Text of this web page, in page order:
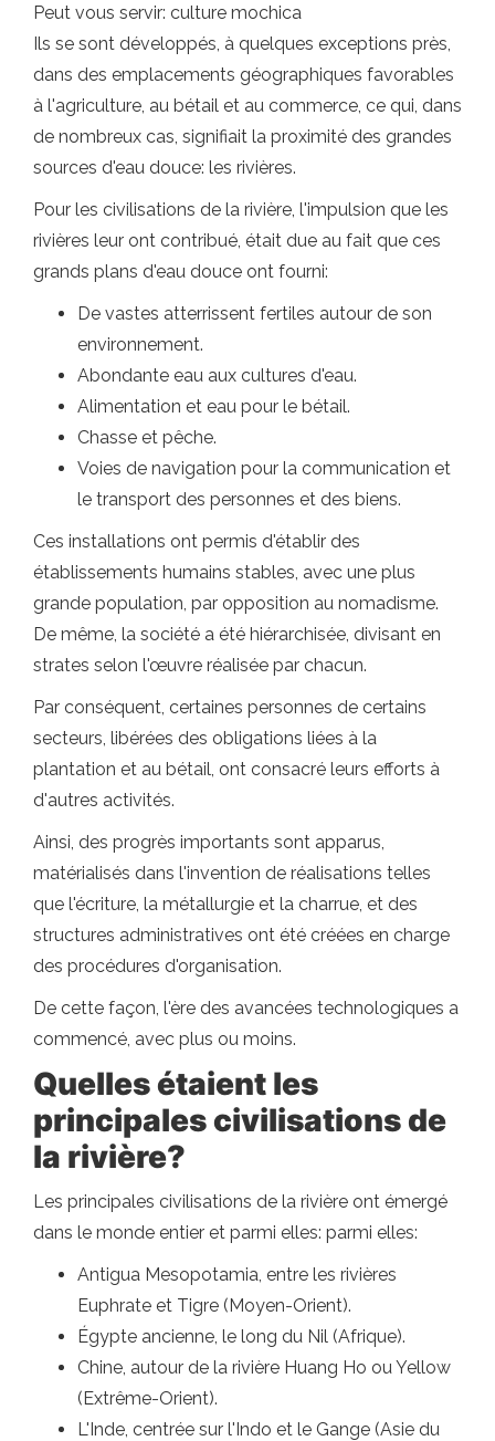
Peut vous servir: culture mochica
Ils se sont développés, à quelques exceptions près,
dans des emplacements géographiques favorables
à l'agriculture, au bétail et au commerce, ce qui, dans
de nombreux cas, signifiait la proximité des grandes
sources d'eau douce: les rivières.
Pour les civilisations de la rivière, l'impulsion que les
rivières leur ont contribué, était due au fait que ces
grands plans d'eau douce ont fourni:
De vastes atterrissent fertiles autour de son
environnement.
Abondante eau aux cultures d'eau.
Alimentation et eau pour le bétail.
Chasse et pêche.
Voies de navigation pour la communication et
le transport des personnes et des biens.
Ces installations ont permis d'établir des
établissements humains stables, avec une plus
grande population, par opposition au nomadisme.
De même, la société a été hiérarchisée, divisant en
strates selon l'œuvre réalisée par chacun.
Par conséquent, certaines personnes de certains
secteurs, libérées des obligations liées à la
plantation et au bétail, ont consacré leurs efforts à
d'autres activités.
Ainsi, des progrès importants sont apparus,
matérialisés dans l'invention de réalisations telles
que l'écriture, la métallurgie et la charrue, et des
structures administratives ont été créées en charge
des procédures d'organisation.
De cette façon, l'ère des avancées technologiques a
commencé, avec plus ou moins.
Quelles étaient les
principales civilisations de
la rivière?
Les principales civilisations de la rivière ont émergé
dans le monde entier et parmi elles: parmi elles:
Antigua Mesopotamia, entre les rivières
Euphrate et Tigre (Moyen-Orient).
Égypte ancienne, le long du Nil (Afrique).
Chine, autour de la rivière Huang Ho ou Yellow
(Extrême-Orient).
L'Inde, centrée sur l'Indo et le Gange (Asie du